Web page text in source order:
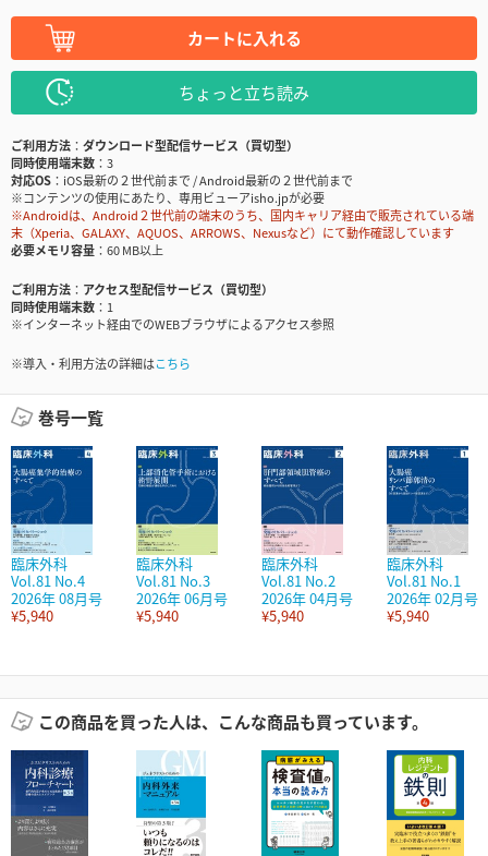
カートに入れる
ちょっと立ち読み
ご利用方法
ダウンロード型配信サービス（買切型）
同時使用端末数
3
対応OS
iOS最新の２世代前まで / Android最新の２世代前まで
※コンテンツの使用にあたり、専用ビューアisho.jpが必要
※Androidは、Android２世代前の端末のうち、国内キャリア経由で販売されている端
末（Xperia、GALAXY、AQUOS、ARROWS、Nexusなど）にて動作確認しています
必要メモリ容量
60 MB以上
ご利用方法
アクセス型配信サービス（買切型）
同時使用端末数
1
※インターネット経由でのWEBブラウザによるアクセス参照
※導入・利用方法の詳細はこちら
巻号一覧
臨床外科
Vol.81 No.4
2026年 08月号
¥5,940
臨床外科
Vol.81 No.3
2026年 06月号
¥5,940
臨床外科
Vol.81 No.2
2026年 04月号
¥5,940
臨床外科
Vol.81 No.1
2026年 02月号
¥5,940
この商品を買った人は、こんな商品も買っています。